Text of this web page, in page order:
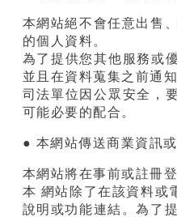
本網站絕不會任意出售
的個人資料。
為了提供您其他服務或
並且在資料蒐集之前通
司法單位因公眾安全，
可能必要的配合。
● 本網站傳送商業資訊
本網站將在事前或註冊
本 網站除了在該資料或
說明或功能連結。為了